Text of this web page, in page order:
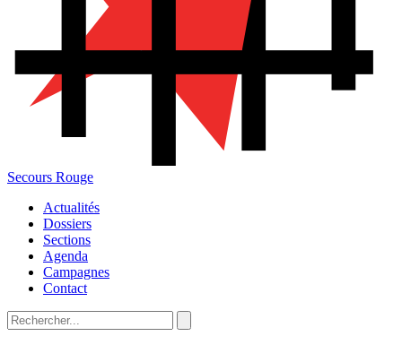
Secours Rouge
Actualités
Dossiers
Sections
Agenda
Campagnes
Contact